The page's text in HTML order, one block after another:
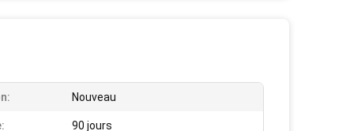
Nouveau
90 jours